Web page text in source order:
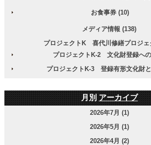
お食事券 (10)
メディア情報 (138)
プロジェクトK 喜代川修繕プロジェ
プロジェクトK-2 文化財登録へ
プロジェクトK-3 登録有形文化財
月別アーカイブ
2026年7月 (1)
2026年5月 (1)
2026年4月 (2)